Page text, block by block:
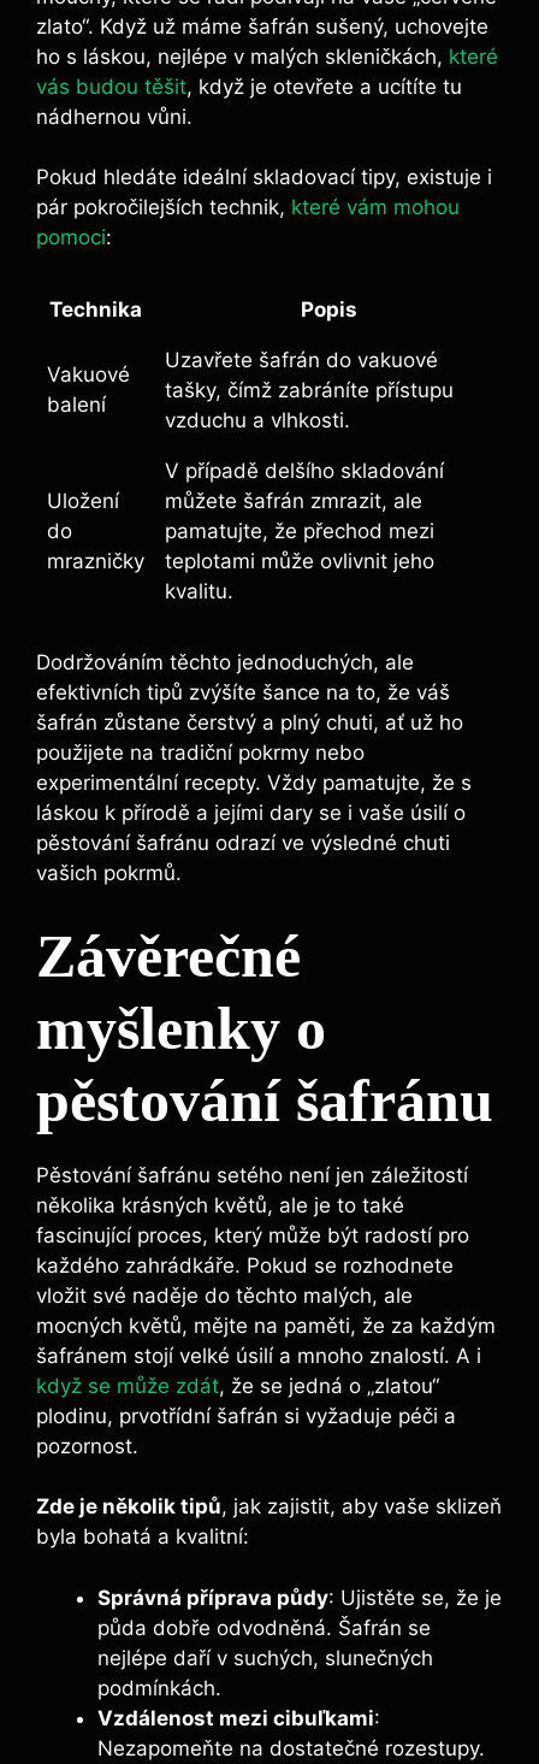
zlato“. Když už máme šafrán sušený, uchovejte
ho s láskou, nejlépe v malých skleničkách, které
vás budou těšit, když je otevřete a ucítíte tu
nádhernou vůni.
Pokud hledáte ideální skladovací tipy, existuje i
pár pokročilejších technik, které vám mohou
pomoci:
Technika Popis
Vakuové
balení
Uzavřete šafrán do vakuové
tašky, čímž zabráníte přístupu
vzduchu a vlhkosti.
Uložení
do
mrazničky
V případě delšího skladování
můžete šafrán zmrazit, ale
pamatujte, že přechod mezi
teplotami může ovlivnit jeho
kvalitu.
Dodržováním těchto jednoduchých, ale
efektivních tipů zvýšíte šance na to, že váš
šafrán zůstane čerstvý a plný chuti, ať už ho
použijete na tradiční pokrmy nebo
experimentální recepty. Vždy pamatujte, že s
láskou k přírodě a jejími dary se i vaše úsilí o
pěstování šafránu odrazí ve výsledné chuti
vašich pokrmů.
Závěrečné
myšlenky o
pěstování šafránu
Pěstování šafránu setého není jen záležitostí
několika krásných květů, ale je to také
fascinující proces, který může být radostí pro
každého zahrádkáře. Pokud se rozhodnete
vložit své naděje do těchto malých, ale
mocných květů, mějte na paměti, že za každým
šafránem stojí velké úsilí a mnoho znalostí. A i
když se může zdát, že se jedná o „zlatou“
plodinu, prvotřídní šafrán si vyžaduje péči a
pozornost.
Zde je několik tipů, jak zajistit, aby vaše sklizeň
byla bohatá a kvalitní:
Správná příprava půdy: Ujistěte se, že je
půda dobře odvodněná. Šafrán se
nejlépe daří v suchých, slunečných
podmínkách.
Vzdálenost mezi cibuľkami:
Nezapomeňte na dostatečné rozestupy.